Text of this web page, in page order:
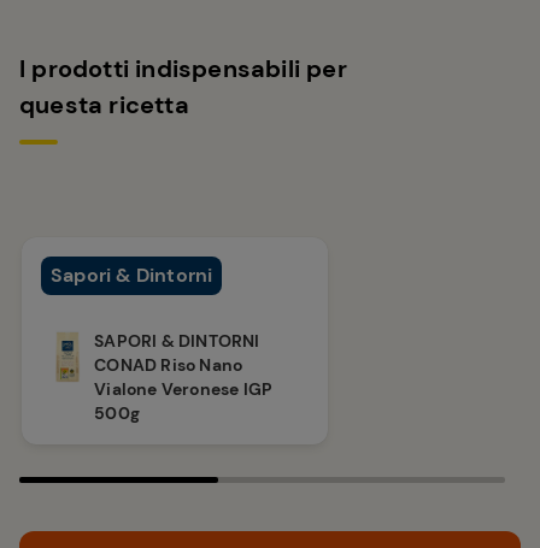
I prodotti indispensabili per
questa ricetta
Sapori & Dintorni
SAPORI & DINTORNI
CONAD Riso Nano
Vialone Veronese IGP
500g